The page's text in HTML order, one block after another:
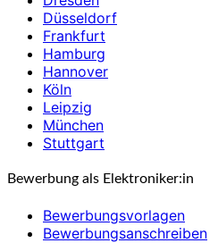
Düsseldorf
Frankfurt
Hamburg
Hannover
Köln
Leipzig
München
Stuttgart
Bewerbung als Elektroniker:in
Bewerbungsvorlagen
Bewerbungsanschreiben